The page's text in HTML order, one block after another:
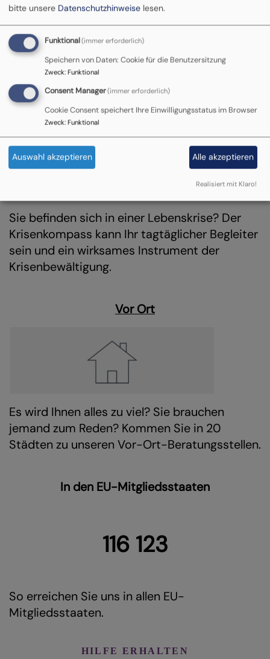
Sie brauchen Zeit und Ruhe, um Ihre
Gedanken zu formulieren? Schreiben Sie uns
eine Mail. Ein*e fest*e Ansprechpartner*in
wird Sie begleiten.
KrisenKompass App
Sie befinden sich in einer Lebenskrise? Der
Krisenkompass kann Ihr tagtäglicher Begleiter
sein und ein wirksames Instrument der
Krisenbewältigung.
Vor Ort
Es wird Ihnen alles zu viel? Sie brauchen
jemand zum Reden? Kommen Sie in 20
Städten zu unseren Vor-Ort-Beratungsstellen.
In den EU-Mitgliedsstaaten
116 123
So erreichen Sie uns in allen EU-
Mitgliedsstaaten.
HILFE ERHALTEN
bitte unsere Datenschutzhinweise lesen.
Funktional(immer erforderlich)
Speichern von Daten: Cookie für die Benutzersitzung
Zweck: Funktional
Consent Manager(immer erforderlich)
Cookie Consent speichert Ihre Einwilligungsstatus im Browser
Zweck: Funktional
Auswahl akzeptieren Alle akzeptieren
Realisiert mit Klaro!